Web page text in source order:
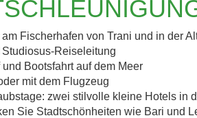
Fischerhafen von Trani und in der
Reiseleitung
Bootsfahrt auf dem Meer
mit dem Flugzeug
zwei stilvolle kleine Hotels in
Sie Stadtschönheiten wie Bari und